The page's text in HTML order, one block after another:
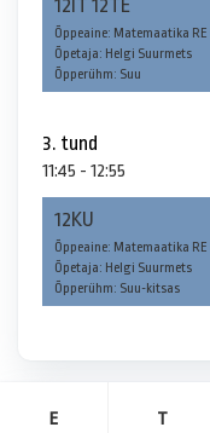
E T
12IT 12TE
Õppeaine: Matemaatika RE
Õpetaja: Helgi Suurmets
Õpperühm: Suu
3. tund
11:45 - 12:55
12KU
Õppeaine: Matemaatika RE
Õpetaja: Helgi Suurmets
Õpperühm: Suu-kitsas